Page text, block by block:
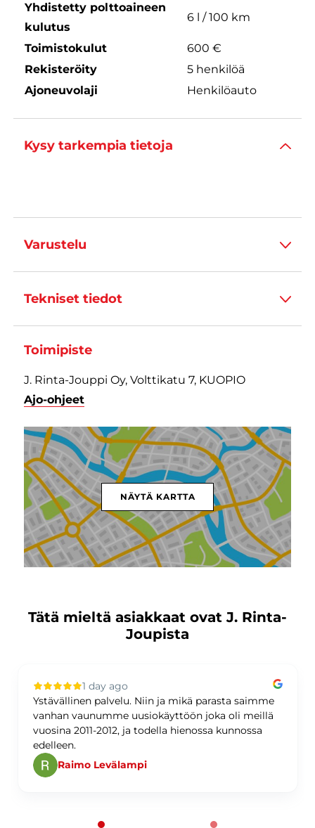
Yhdistetty polttoaineen
kulutus
6 l / 100 km
Toimistokulut
600 €
Rekisteröity
5 henkilöä
Ajoneuvolaji
Henkilöauto
Kysy tarkempia tietoja
Varustelu
Tekniset tiedot
Toimipiste
J. Rinta-Jouppi Oy, Volttikatu 7, KUOPIO
Ajo-ohjeet
NÄYTÄ KARTTA
Tätä mieltä asiakkaat ovat J. Rinta-
Joupista
1 day ago
Ystävällinen palvelu. Niin ja mikä parasta saimme
vanhan vaunumme uusiokäyttöön joka oli meillä
vuosina 2011-2012, ja todella hienossa kunnossa
edelleen.
Raimo Levälampi